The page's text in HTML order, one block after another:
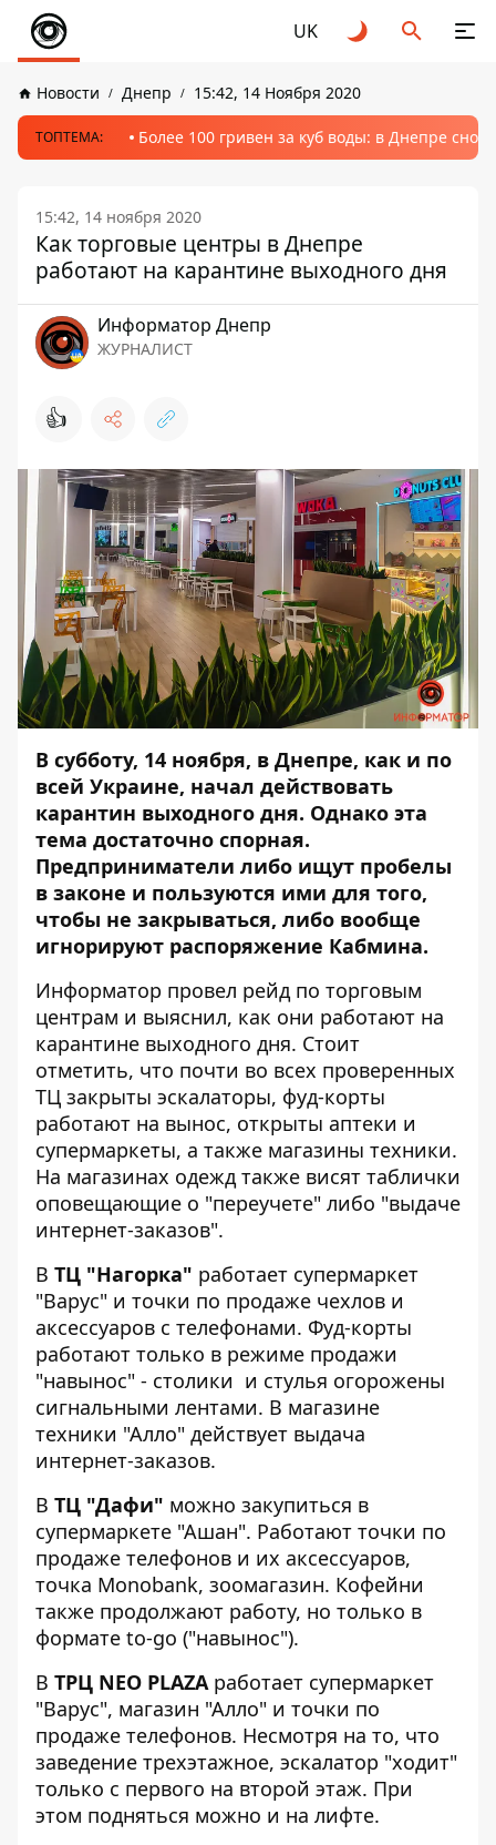
UK
Новости Днепр 15:42, 14 Ноября 2020
ТОПТЕМА: Более 100 гривен за куб воды: в Днепре
15:42, 14 ноября 2020
Как торговые центры в Днепре
работают на карантине выходного дня
Информатор Днепр
ЖУРНАЛИСТ
👍
В субботу, 14 ноября, в Днепре, как и по
всей Украине, начал действовать
карантин выходного дня. Однако эта
тема достаточно спорная.
Предприниматели либо ищут пробелы
в законе и пользуются ими для того,
чтобы не закрываться, либо вообще
игнорируют распоряжение Кабмина.
Информатор провел рейд по торговым
центрам и выяснил, как они работают на
карантине выходного дня. Стоит
отметить, что почти во всех проверенных
ТЦ закрыты эскалаторы, фуд-корты
работают на вынос, открыты аптеки и
супермаркеты, а также магазины техники.
На магазинах одежд также висят таблички
оповещающие о "переучете" либо "выдаче
интернет-заказов".
В ТЦ "Нагорка" работает супермаркет
"Варус" и точки по продаже чехлов и
аксессуаров с телефонами. Фуд-корты
работают только в режиме продажи
"навынос" - столики и стулья огорожены
сигнальными лентами. В магазине
техники "Алло" действует выдача
интернет-заказов.
В ТЦ "Дафи" можно закупиться в
супермаркете "Ашан". Работают точки по
продаже телефонов и их аксессуаров,
точка Monobank, зоомагазин. Кофейни
также продолжают работу, но только в
формате to-go ("навынос").
В ТРЦ NEO PLAZAработает супермаркет
"Варус", магазин "Алло" и точки по
продаже телефонов. Несмотря на то, что
заведение трехэтажное, эскалатор "ходит"
только с первого на второй этаж. При
этом подняться можно и на лифте.